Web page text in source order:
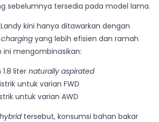
sebelumnya tersedia pada model lama.
kini hanya ditawarkan dengan
yang lebih efisien dan ramah
ini mengombinasikan:
liter naturally aspirated
untuk varian FWD
untuk varian AWD
hybridtersebut, konsumsi bahan bakar